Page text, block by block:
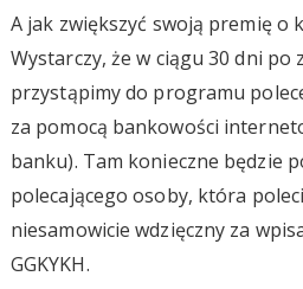
A jak zwiększyć swoją premię o
Wystarczy, że w ciągu 30 dni po
przystąpimy do programu
za pomocą bankowości
banku). Tam konieczne będzie
polecającego osoby, która
niesamowicie wdzięczny za
GGKYKH.